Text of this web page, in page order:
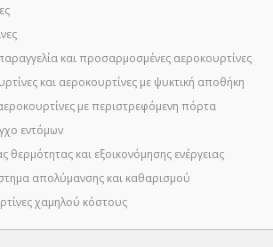
και προσαρμοσμένες αεροκουρτίνες
και αεροκουρτίνες με ψυκτική αποθήκη
με περιστρεφόμενη πόρτα
εντόμων
θερμότητας και εξοικονόμησης ενέργειας
απολύμανσης και καθαρισμού
χαμηλού κόστους